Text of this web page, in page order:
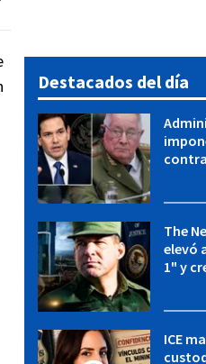
Destacados del día
The
elevó
1" y creó una fuerza
ICE